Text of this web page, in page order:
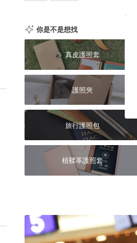
你是不是想找
真皮護照套
護照夾
旅行護照包
植鞣革護照套